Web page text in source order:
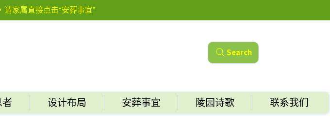
家属直接点击“安葬事宜”
设计布局 安葬事宜 陵园诗歌 联系我们
Search